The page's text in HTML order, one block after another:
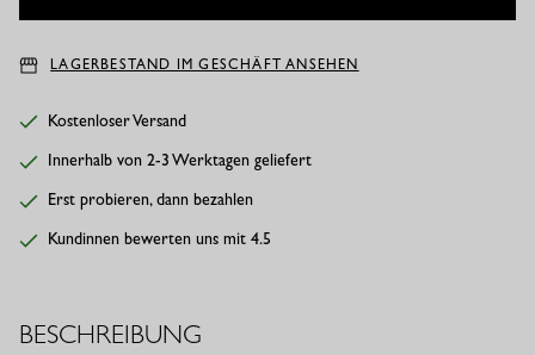
LAGERBESTAND IM GESCHÄFT ANSEHEN
Kostenloser Versand
Innerhalb von 2-3 Werktagen geliefert
Erst probieren, dann bezahlen
Kundinnen bewerten uns mit 4.5
BESCHREIBUNG